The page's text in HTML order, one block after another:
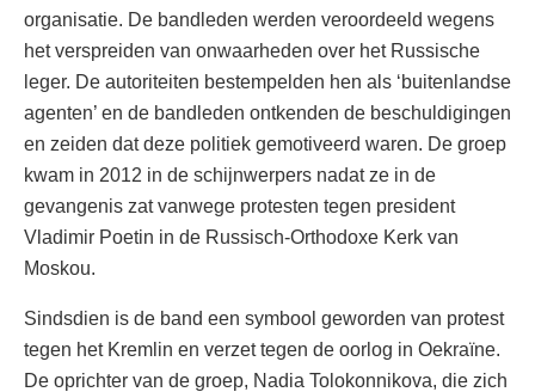
organisatie. De bandleden werden veroordeeld wegens
het verspreiden van onwaarheden over het Russische
leger. De autoriteiten bestempelden hen als ‘buitenlandse
agenten’ en de bandleden ontkenden de beschuldigingen
en zeiden dat deze politiek gemotiveerd waren. De groep
kwam in 2012 in de schijnwerpers nadat ze in de
gevangenis zat vanwege protesten tegen president
Vladimir Poetin in de Russisch-Orthodoxe Kerk van
Moskou.
Sindsdien is de band een symbool geworden van protest
tegen het Kremlin en verzet tegen de oorlog in Oekraïne.
De oprichter van de groep, Nadia Tolokonnikova, die zich